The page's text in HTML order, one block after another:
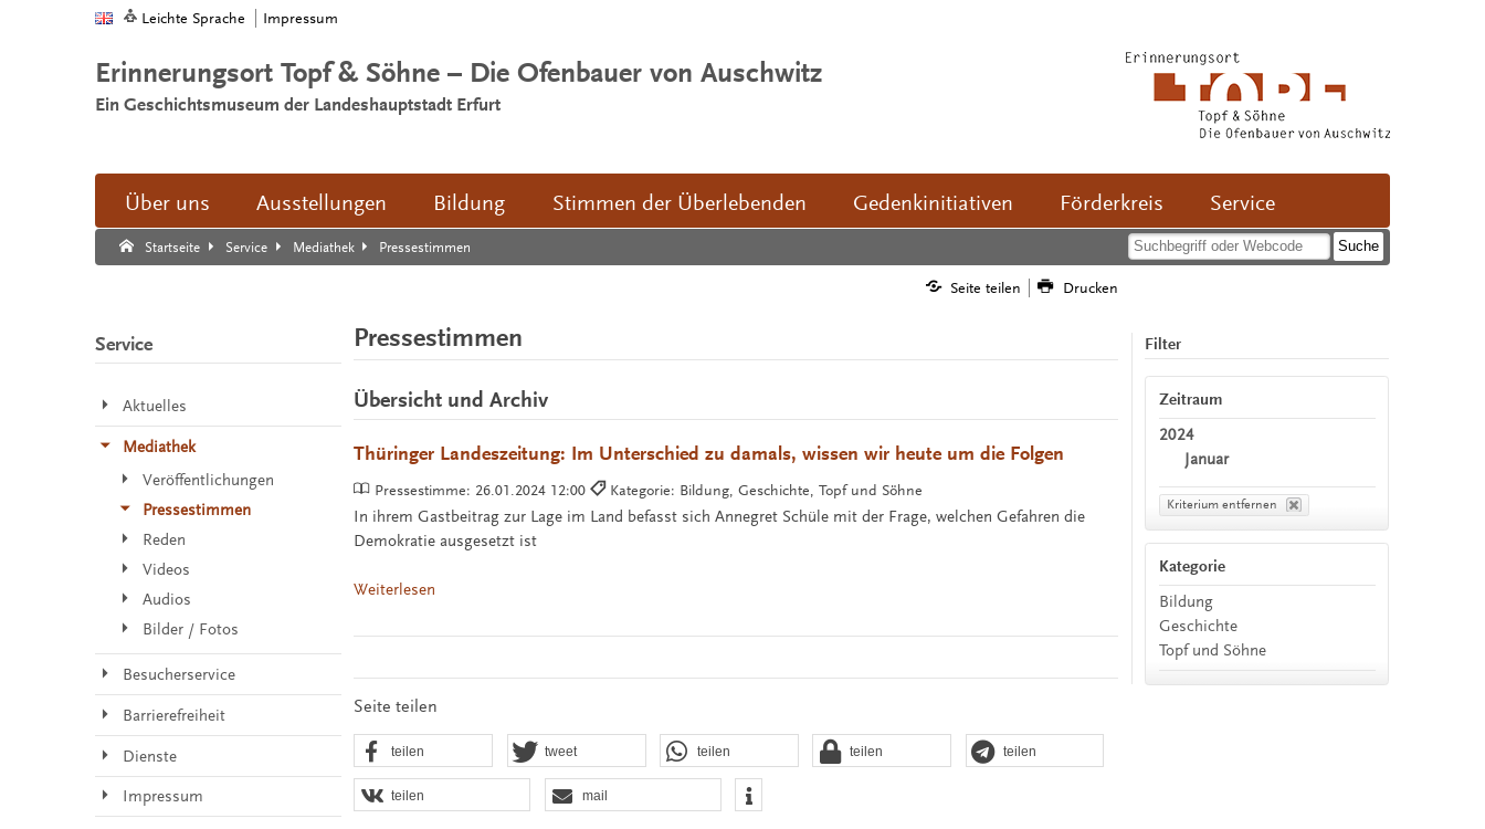
Leichte Sprache Impressum
Erinnerungsort Topf & Söhne – Die Ofenbauer von Auschwitz
Ein Geschichtsmuseum der Landeshauptstadt Erfurt
Über uns Ausstellungen Bildung Stimmen der Überlebenden Gedenkinitiativen Förderkreis Service
Startseite Service Mediathek Pressestimmen
Suche:
Suche Ende.
Seite teilen Drucken
Pressestimmen
Übersicht und Archiv
Thüringer Landeszeitung: Im Unterschied zu damals, wissen wir heute um die Folgen
Pressestimme: 26.01.2024 12:00 Kategorie: Bildung, Geschichte, Topf und Söhne
In ihrem Gastbeitrag zur Lage im Land befasst sich Annegret Schüle mit der Frage, welchen Gefahren die
Demokratie ausgesetzt ist
Weiterlesen
Seite teilen
teilen tweet teilen teilen teilen
teilen mail
Filter
Zeitraum
2024
Januar
Kriterium entfernen
Kategorie
Bildung
Geschichte
Topf und Söhne
Service
Aktuelles
Mediathek
Veröffentlichungen
Pressestimmen
Reden
Videos
Audios
Bilder / Fotos
Besucherservice
Barrierefreiheit
Dienste
Impressum